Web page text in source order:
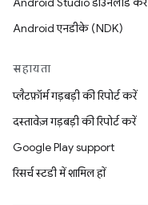
Android एनडीके (NDK)
सहायता
प्लैटफ़ॉर्म गड़बड़ी की रिपोर्ट करें
दस्तावेज़ गड़बड़ी की रिपोर्ट करें
Google Play support
रिसर्च स्टडी में शामिल हों